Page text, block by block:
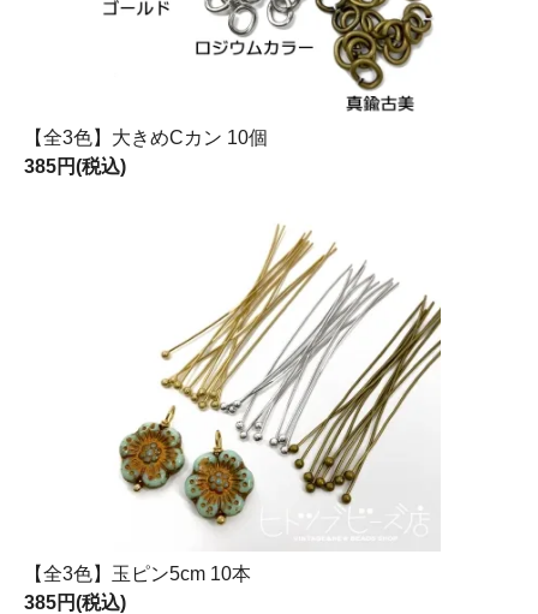
【全3色】大きめCカン 10個
385円(税込)
【全3色】玉ピン5cm 10本
385円(税込)